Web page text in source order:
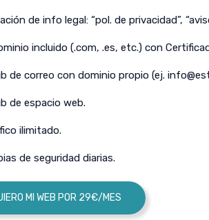
de info legal: “pol. de privacidad”,
incluido (.com, .es, etc.) con
de correo con dominio propio (ej.
de espacio web.
ilimitado.
de seguridad diarias.
MI WEB POR 29€/MES